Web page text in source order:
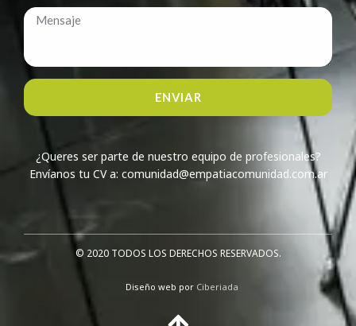
ENVIAR
¿Queres ser parte de nuestro equipo de profesionales?
Envíanos tu CV a: comunidad@empatiacomunidad.com.ar
© 2020 TODOS LOS DERECHOS RESERVADOS.​
Diseño web por Ciberiada